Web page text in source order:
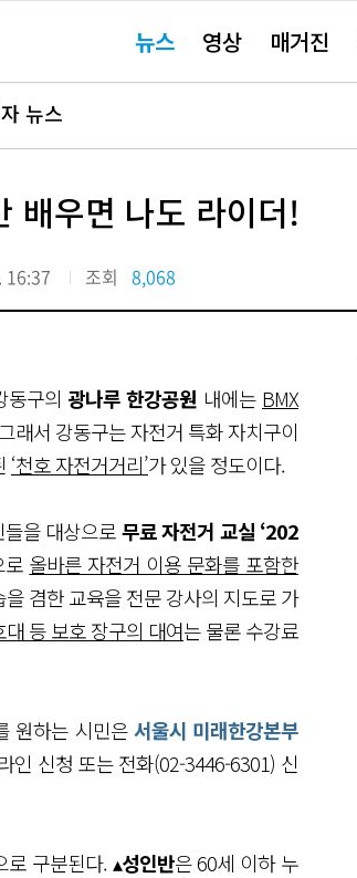
요뉴스 영상 매거진
뉴스
배우면 나도 라이더!
16:37 조회 8,068
구의 광나루 한강공원 내에는 BMX
래서 강동구는 자전거 특화 자치구이
‘천호 자전거거리’가 있을 정도이다.
을 대상으로무료 자전거 교실 ‘202
로 올바른 자전거 이용 문화를 포함한
을 겸한 교육을 전문 강사의 지도로 가
등 보호 장구의 대여는 물론 수강료
원하는 시민은서울시 미래한강본부
인 신청 또는 전화(02-3446-6301) 신
로 구분된다. ▴성인반은 60세 이하 누